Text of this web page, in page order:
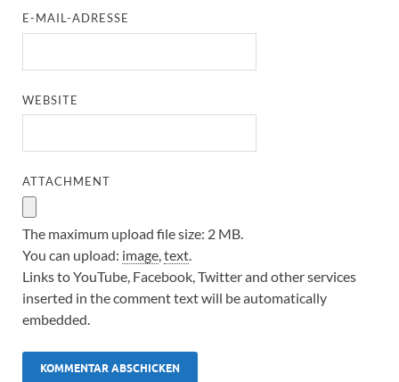
E-MAIL-ADRESSE
WEBSITE
ATTACHMENT
The maximum upload file size: 2 MB.
You can upload: image,text.
Links to YouTube, Facebook, Twitter and other services
inserted in the comment text will be automatically
embedded.